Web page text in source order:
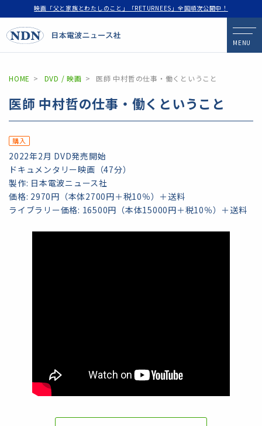
映画「父と家族とわたしのこと」「RETURNEES」全国順次公開中！
MENU
HOME DVD / 映画 医師 中村哲の仕事・働くということ
医師 中村哲の仕事・働くということ
購入
2022年2月 DVD発売開始
ドキュメンタリー映画（47分）
製作: 日本電波ニュース社
価格: 2970円（本体2700円＋税10％）＋送料
ライブラリー価格: 16500円（本体15000円＋税10％）＋送料